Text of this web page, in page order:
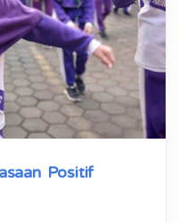
Positif